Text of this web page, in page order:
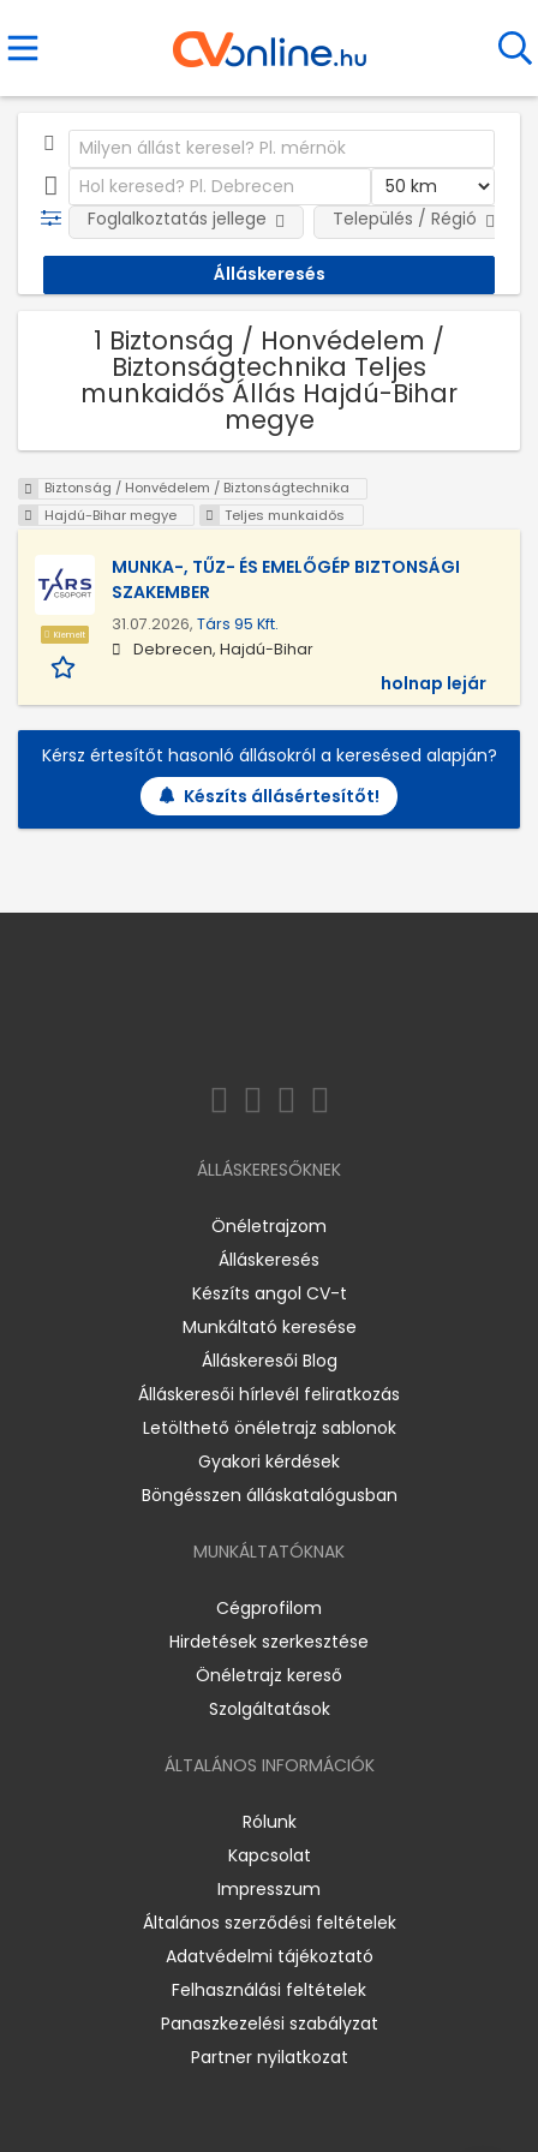
Foglalkoztatás jellege Település / Régió
1 Biztonság / Honvédelem /
Biztonságtechnika Teljes
munkaidős Állás Hajdú-Bihar
megye
Biztonság / Honvédelem / Biztonságtechnika
Hajdú-Bihar megye
Teljes munkaidős
Kiemelt
MUNKA-, TŰZ- ÉS EMELŐGÉP BIZTONSÁGI
SZAKEMBER
31.07.2026, Társ 95 Kft.
Debrecen, Hajdú-Bihar
holnap lejár
Kérsz értesítőt hasonló állásokról a keresésed alapján?
Készíts állásértesítőt!
ÁLLÁSKERESŐKNEK
Önéletrajzom
Álláskeresés
Készíts angol CV-t
Munkáltató keresése
Álláskeresői Blog
Álláskeresői hírlevél feliratkozás
Letölthető önéletrajz sablonok
Gyakori kérdések
Böngésszen álláskatalógusban
MUNKÁLTATÓKNAK
Cégprofilom
Hirdetések szerkesztése
Önéletrajz kereső
Szolgáltatások
ÁLTALÁNOS INFORMÁCIÓK
Rólunk
Kapcsolat
Impresszum
Általános szerződési feltételek
Adatvédelmi tájékoztató
Felhasználási feltételek
Panaszkezelési szabályzat
Partner nyilatkozat